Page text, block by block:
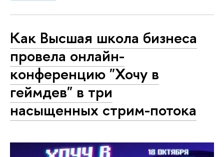
Как Высшая школа бизнеса
провела онлайн-
конференцию "Хочу в
геймдев" в три
насыщенных стрим-потока